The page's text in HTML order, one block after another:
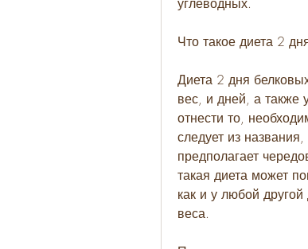
Что такое диета 2
Диета 2 дня
вес, и дней, а также
отнести то,
следует из
предполагает
такая диета может
как и у любой
веса.